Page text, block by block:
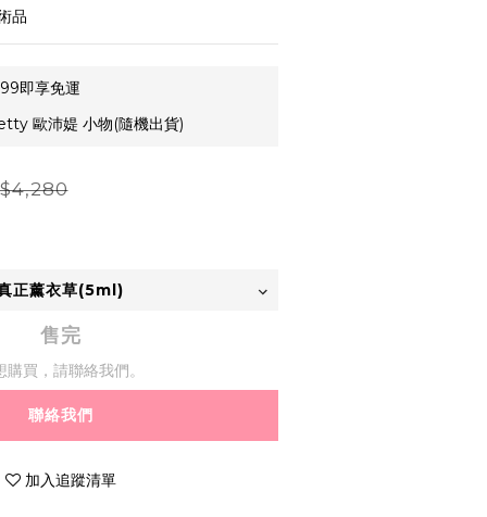
品
即享免運
歐沛媞 小物(隨機出貨)
售完
購買，請聯絡我們。
聯絡我們
加入追蹤清單